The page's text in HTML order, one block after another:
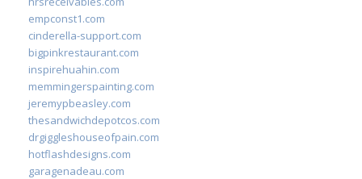
empconst1.com
cinderella-support.com
bigpinkrestaurant.com
inspirehuahin.com
memmingerspainting.com
jeremypbeasley.com
thesandwichdepotcos.com
drgiggleshouseofpain.com
hotflashdesigns.com
garagenadeau.com